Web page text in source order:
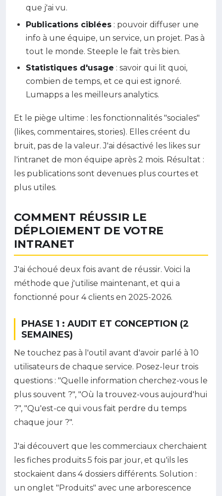
que j'ai vu.
Publications ciblées : pouvoir diffuser une
info à une équipe, un service, un projet. Pas à
tout le monde. Steeple le fait très bien.
Statistiques d'usage : savoir qui lit quoi,
combien de temps, et ce qui est ignoré.
Lumapps a les meilleurs analytics.
Et le piège ultime : les fonctionnalités "sociales"
(likes, commentaires, stories). Elles créent du
bruit, pas de la valeur. J'ai désactivé les likes sur
l'intranet de mon équipe après 2 mois. Résultat :
les publications sont devenues plus courtes et
plus utiles.
COMMENT RÉUSSIR LE
DÉPLOIEMENT DE VOTRE
INTRANET
J'ai échoué deux fois avant de réussir. Voici la
méthode que j'utilise maintenant, et qui a
fonctionné pour 4 clients en 2025-2026.
PHASE 1 : AUDIT ET CONCEPTION (2
SEMAINES)
Ne touchez pas à l'outil avant d'avoir parlé à 10
utilisateurs de chaque service. Posez-leur trois
questions : "Quelle information cherchez-vous le
plus souvent ?", "Où la trouvez-vous aujourd'hui
?", "Qu'est-ce qui vous fait perdre du temps
chaque jour ?".
J'ai découvert que les commerciaux cherchaient
les fiches produits 5 fois par jour, et qu'ils les
stockaient dans 4 dossiers différents. Solution :
un onglet "Produits" avec une arborescence